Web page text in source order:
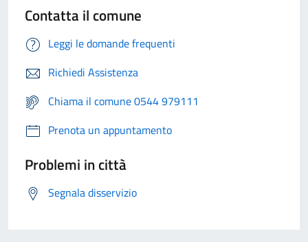
Contatta il comune
Leggi le domande frequenti
Richiedi Assistenza
Chiama il comune 0544 979111
Prenota un appuntamento
Problemi in città
Segnala disservizio